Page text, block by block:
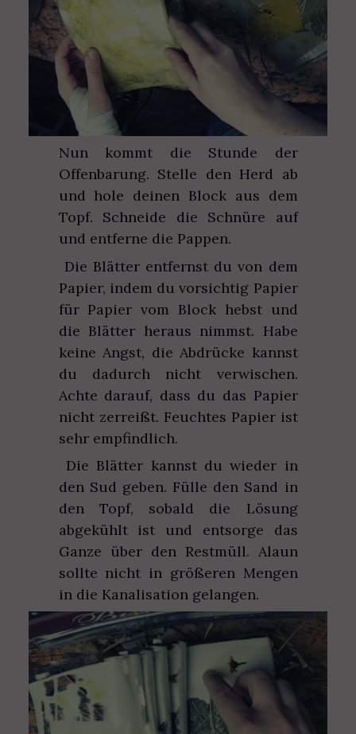
Nun kommt die Stunde der
Offenbarung. Stelle den Herd ab
und hole deinen Block aus dem
Topf. Schneide die Schnüre auf
und entferne die Pappen.
Die Blätter entfernst du von dem
Papier, indem du vorsichtig Papier
für Papier vom Block hebst und
die Blätter heraus nimmst. Habe
keine Angst, die Abdrücke kannst
du dadurch nicht verwischen.
Achte darauf, dass du das Papier
nicht zerreißt. Feuchtes Papier ist
sehr empfindlich.
Die Blätter kannst du wieder in
den Sud geben. Fülle den Sand in
den Topf, sobald die Lösung
abgekühlt ist und entsorge das
Ganze über den Restmüll. Alaun
sollte nicht in größeren Mengen
in die Kanalisation gelangen.